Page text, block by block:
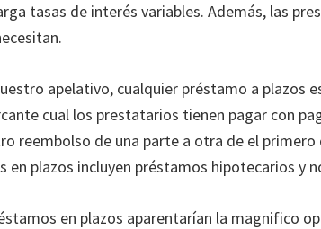
tasas de interés variables. Además, las
apelativo, cualquier préstamo a plazos
cual los prestatarios tienen pagar con
reembolso de una parte a otra de el
en plazos incluyen préstamos hipotecarios y
en plazos aparentarían la magnifico